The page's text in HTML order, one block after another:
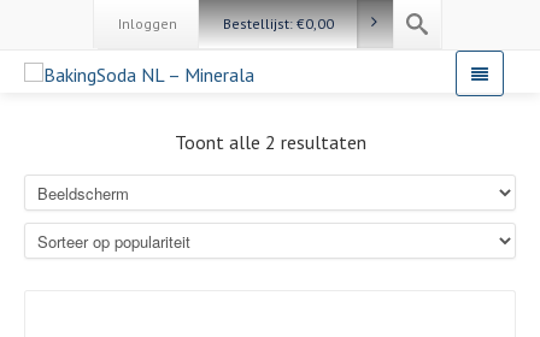
Inloggen Bestellijst:€0,00
Toont alle 2 resultaten